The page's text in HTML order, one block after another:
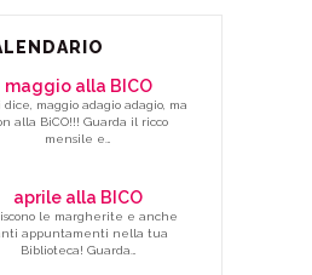
maggio alla BICO
dice, maggio adagio adagio, ma
alla BiCO!!! Guarda il ricco
mensile e…
aprile alla BICO
le margherite e anche
appuntamenti nella tua
Biblioteca! Guarda…